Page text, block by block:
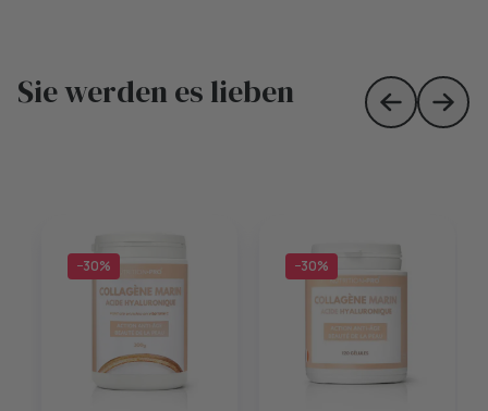
Sie werden es lieben
Skip toSkip
−30% −30%